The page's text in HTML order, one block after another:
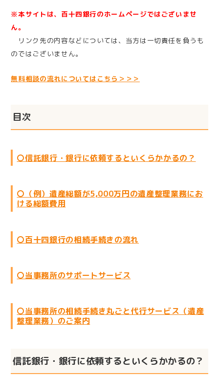
※本サイトは、百十四銀行のホームページではございませ
ん。
リンク先の内容などについては、当方は一切責任を負うも
のではございません。
無料相談の流れについてはこちら＞＞＞
目次
〇信託銀行・銀行に依頼するといくらかかるの？
〇（例）遺産総額が5,000万円の遺産整理業務にお
ける総額費用
〇百十四銀行の相続手続きの流れ
〇当事務所のサポートサービス
〇当事務所の相続手続き丸ごと代行サービス（遺産
整理業務）のご案内
信託銀行・銀行に依頼するといくらかかるの？